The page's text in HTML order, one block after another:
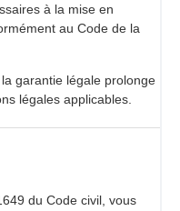
à la mise en
au Code de la
garantie légale prolonge
légales applicables.
du Code civil, vous